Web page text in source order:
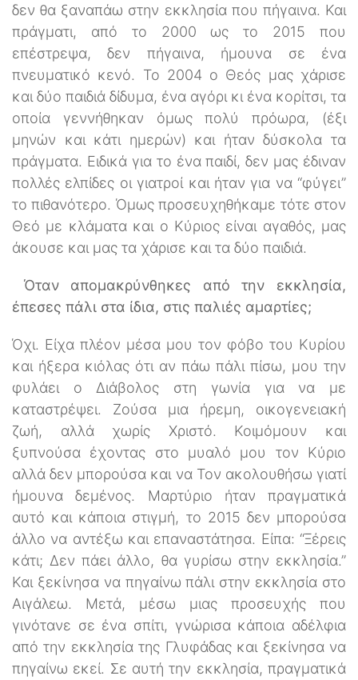
δεν θα ξαναπάω στην εκκλησία που πήγαινα. Και
πράγματι, από το 2000 ως το 2015 που
επέστρεψα, δεν πήγαινα, ήμουνα σε ένα
πνευματικό κενό. Το 2004 ο Θεός μας χάρισε
και δύο παιδιά δίδυμα, ένα αγόρι κι ένα κορίτσι, τα
οποία γεννήθηκαν όμως πολύ πρόωρα, (έξι
μηνών και κάτι ημερών) και ήταν δύσκολα τα
πράγματα. Ειδικά για το ένα παιδί, δεν μας έδιναν
πολλές ελπίδες οι γιατροί και ήταν για να “φύγει”
το πιθανότερο. Όμως προσευχηθήκαμε τότε στον
Θεό με κλάματα και ο Κύριος είναι αγαθός, μας
άκουσε και μας τα χάρισε και τα δύο παιδιά.
Όταν απομακρύνθηκες από την εκκλησία,
έπεσες πάλι στα ίδια, στις παλιές αμαρτίες;
Όχι. Είχα πλέον μέσα μου τον φόβο του Κυρίου
και ήξερα κιόλας ότι αν πάω πάλι πίσω, μου την
φυλάει ο Διάβολος στη γωνία για να με
καταστρέψει. Ζούσα μια ήρεμη, οικογενειακή
ζωή, αλλά χωρίς Χριστό. Κοιμόμουν και
ξυπνούσα έχοντας στο μυαλό μου τον Κύριο
αλλά δεν μπορούσα και να Τον ακολουθήσω γιατί
ήμουνα δεμένος. Μαρτύριο ήταν πραγματικά
αυτό και κάποια στιγμή, το 2015 δεν μπορούσα
άλλο να αντέξω και επαναστάτησα. Είπα: “Ξέρεις
κάτι; Δεν πάει άλλο, θα γυρίσω στην εκκλησία.”
Και ξεκίνησα να πηγαίνω πάλι στην εκκλησία στο
Αιγάλεω. Μετά, μέσω μιας προσευχής που
γινότανε σε ένα σπίτι, γνώρισα κάποια αδέλφια
από την εκκλησία της Γλυφάδας και ξεκίνησα να
πηγαίνω εκεί. Σε αυτή την εκκλησία, πραγματικά